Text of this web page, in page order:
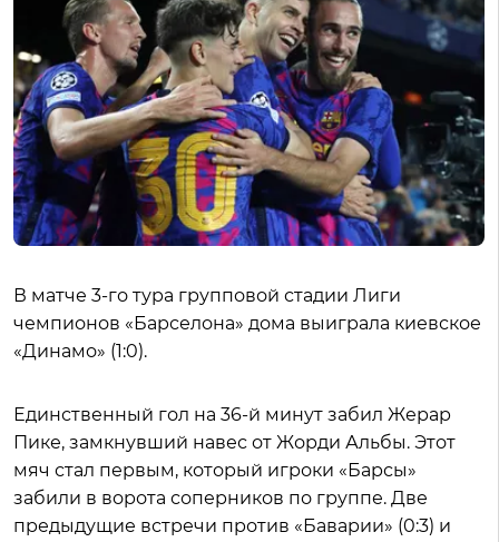
В матче 3-го тура групповой стадии Лиги
чемпионов «Барселона» дома выиграла киевское
«Динамо» (1:0).
Единственный гол на 36-й минут забил Жерар
Пике, замкнувший навес от Жорди Альбы. Этот
мяч стал первым, который игроки «Барсы»
забили в ворота соперников по группе. Две
предыдущие встречи против «Баварии» (0:3) и